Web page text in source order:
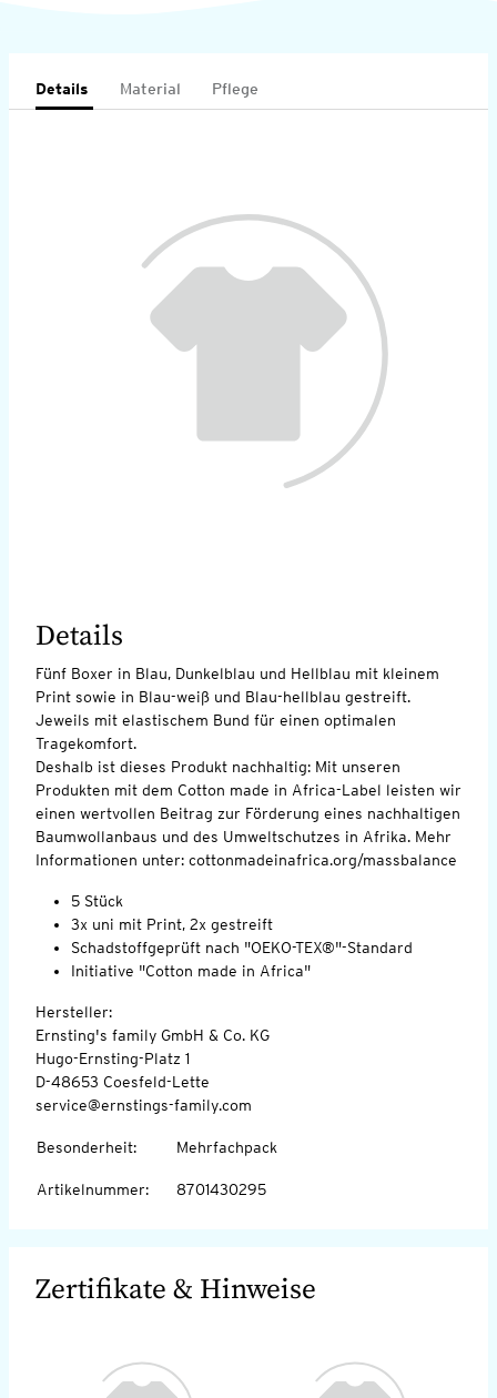
Details Material Pflege
Details
Fünf Boxer in Blau, Dunkelblau und Hellblau mit kleinem
Print sowie in Blau-weiß und Blau-hellblau gestreift.
Jeweils mit elastischem Bund für einen optimalen
Tragekomfort.
Deshalb ist dieses Produkt nachhaltig: Mit unseren
Produkten mit dem Cotton made in Africa-Label leisten wir
einen wertvollen Beitrag zur Förderung eines nachhaltigen
Baumwollanbaus und des Umweltschutzes in Afrika. Mehr
Informationen unter: cottonmadeinafrica.org/massbalance
5 Stück
3x uni mit Print, 2x gestreift
Schadstoffgeprüft nach "OEKO-TEX®"-Standard
Initiative "Cotton made in Africa"
Hersteller:
Ernsting's family GmbH & Co. KG
Hugo-Ernsting-Platz 1
D-48653 Coesfeld-Lette
service@ernstings-family.com
Besonderheit: Mehrfachpack
Artikelnummer: 8701430295
Zertifikate & Hinweise